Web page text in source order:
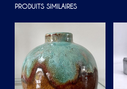
PRODUITS SIMILAIRES